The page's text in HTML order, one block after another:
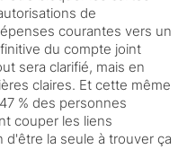
de
courantes vers un
du compte joint
sera clarifié, mais en
claires. Et cette même
% des personnes
couper les liens
d'être la seule à trouver ça